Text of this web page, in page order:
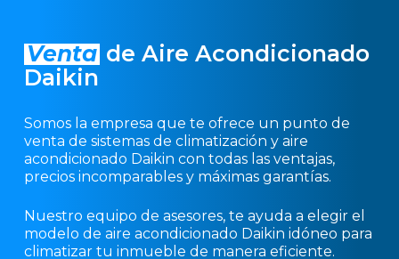
Venta de Aire Acondicionado
Daikin
Somos la empresa que te ofrece un punto de
venta de sistemas de climatización y aire
acondicionado Daikin con todas las ventajas,
precios incomparables y máximas garantías.
Nuestro equipo de asesores, te ayuda a elegir el
modelo de aire acondicionado Daikin idóneo para
climatizar tu inmueble de manera eficiente.